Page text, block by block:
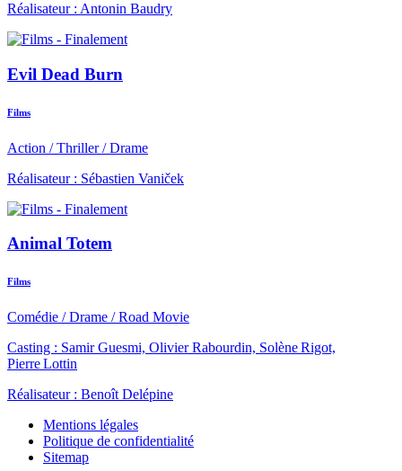
Réalisateur : Antonin Baudry
Evil Dead Burn
Films
Action /Thriller/Drame
Réalisateur : Sébastien Vaniček
Animal Totem
Films
Comédie /Drame /Road Movie
Casting : Samir Guesmi, Olivier Rabourdin, Solène Rigot,
Pierre Lottin
Réalisateur : Benoît Delépine
Mentions légales
Politique de confidentialité
Sitemap